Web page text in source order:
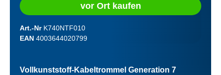
vor Ort kaufen
Art.-Nr K740NTF010
EAN 4003644020799
Vollkunststoff-Kabeltrommel Generation 7